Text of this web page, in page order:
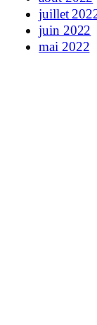
juillet
juin 2022
mai 2022